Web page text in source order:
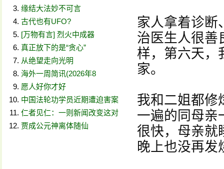
缘结大法妙不可言
古代也有UFO?
[万物有言] 烈火中成器
真正放下的是“贪心”
从绝望走向光明
海外一周简讯(2026年8
愿人好你才好
中国法轮功学员近期遭迫害案
仁者见仁：一则新闻改变这对
贾成公元神离体随仙
家人拿着诊断
治医生人很善
样，第六天，
家。
我和二姐都修
一遍的同母亲
很快，母亲就
晚上也没再发